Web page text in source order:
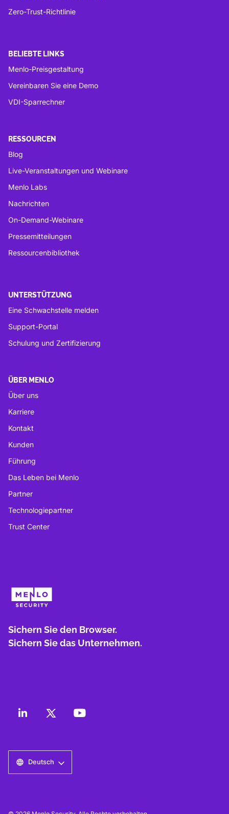
Zero-Trust-Richtlinie
BELIEBTE LINKS
Menlo-Preisgestaltung
Vereinbaren Sie eine Demo
VDI-Sparrechner
RESSOURCEN
Blog
Live-Veranstaltungen und Webinare
Menlo Labs
Nachrichten
On-Demand-Webinare
Pressemitteilungen
Ressourcenbibliothek
UNTERSTÜTZUNG
Eine Schwachstelle melden
Support-Portal
Schulung und Zertifizierung
ÜBER MENLO
Über uns
Karriere
Kontakt
Kunden
Führung
Das Leben bei Menlo
Partner
Technologiepartner
Trust Center
Sichern Sie den Browser.
Sichern Sie das Unternehmen.
Deutsch